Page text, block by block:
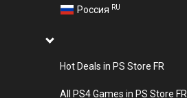
Россия RU
Hot Deals in PS Store FR
All PS4 Games in PS Store FR